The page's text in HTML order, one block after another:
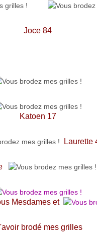
Joce 84
Katoen 17
Laurette
Mesdames et
brodé mes grilles